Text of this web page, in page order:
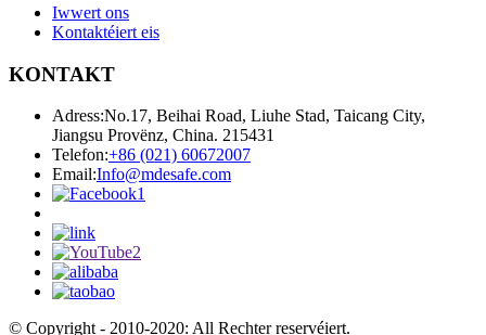
Iwwert ons
Kontaktéiert eis
KONTAKT
Adress:No.17, Beihai Road, Liuhe Stad, Taicang City,
Jiangsu Provënz, China. 215431
Telefon:+86 (021) 60672007
Email:Info@mdesafe.com
© Copyright - 2010-2020: All Rechter reservéiert.